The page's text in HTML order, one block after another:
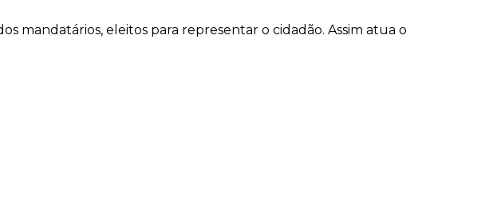
mandatários, eleitos para representar o cidadão. Assim atua o